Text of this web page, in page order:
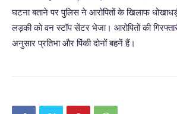
घटना बताने पर पुलिस ने आरोपितों के खिलाफ
लड़की को वन स्टॉप सेंटर भेजा। आरोपितों की
अनुसार प्रतिभा और पिंकी दोनों बहनें हैं।